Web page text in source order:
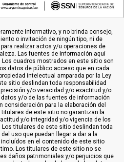
informativo, y no brinda consejo,
o invitación de ningún tipo, ni de
realizar actos y/u operaciones de
Las fuentes de información aquí
cuadros mostrados en este sitio son
datos de público acceso que en cada
intelectual amparada por la Ley
sitio deslindan toda responsabilidad
y/o veracidad y/o exactitud y/o
y/o de las fuentes de información
consideración para la elaboración del
de este sitio no garantizan la
y/o integridad y/o vigencia de los
titulares de este sitio deslindan toda
uso que puedan llegar a dar a la
en el contenido de este sitio
Los titulares de este sitio no se
daños patrimoniales y/o perjuicios que